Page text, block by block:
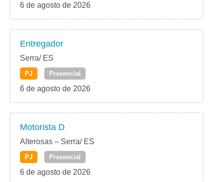
6 de agosto de 2026
Entregador
Serra/ ES
PJ Presencial
6 de agosto de 2026
Motorista D
Alterosas – Serra/ ES
PJ Presencial
6 de agosto de 2026